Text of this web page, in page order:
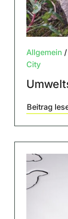
Allgemein /
City
Beitrag